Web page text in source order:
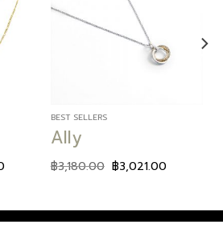
Add to
wishlist
BEST SELLERS
Ally
฿3,180.00 ฿3,021.00